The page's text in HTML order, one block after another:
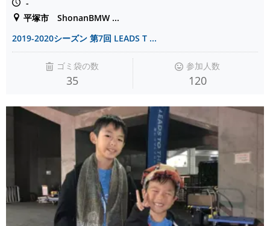
-
平塚市 ShonanBMW ...
2019-2020シーズン 第7回 LEADS T ...
ゴミ袋の数
35
参加人数
120